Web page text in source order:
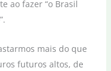
ao fazer “o Brasil
mais do que
futuros altos, de